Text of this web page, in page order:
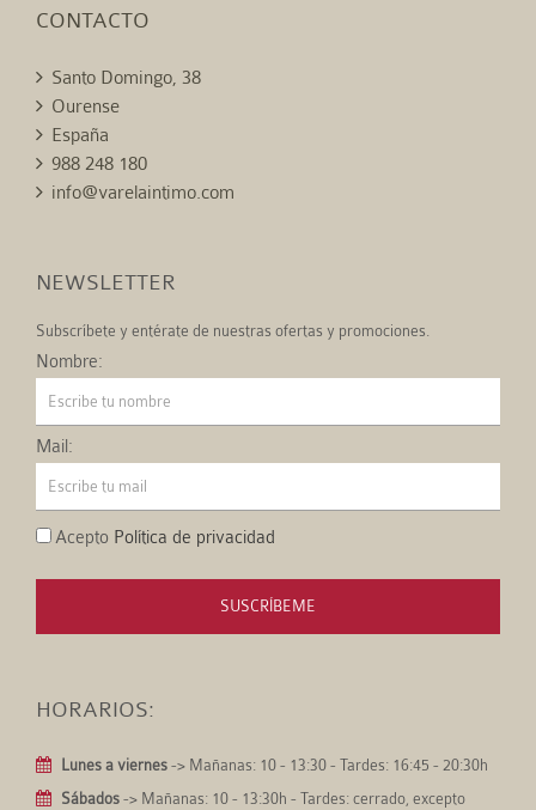
CONTACTO
Santo Domingo, 38
Ourense
España
988 248 180
info@varelaintimo.com
NEWSLETTER
Subscríbete y entérate de nuestras ofertas y promociones.
Nombre:
Mail:
Acepto Política de privacidad
SUSCRÍBEME
HORARIOS:
Lunes a viernes -> Mañanas: 10 - 13:30 - Tardes: 16:45 - 20:30h
Sábados -> Mañanas: 10 - 13:30h - Tardes: cerrado, excepto